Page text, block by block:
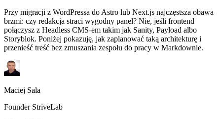
Przy migracji z WordPressa do Astro lub Next.js najczęstsza obawa
brzmi: czy redakcja straci wygodny panel? Nie, jeśli frontend
połączysz z Headless CMS-em takim jak Sanity, Payload albo
Storyblok. Poniżej pokazuję, jak zaplanować taką architekturę i
przenieść treść bez zmuszania zespołu do pracy w Markdownie.
Maciej Sala
Founder StriveLab